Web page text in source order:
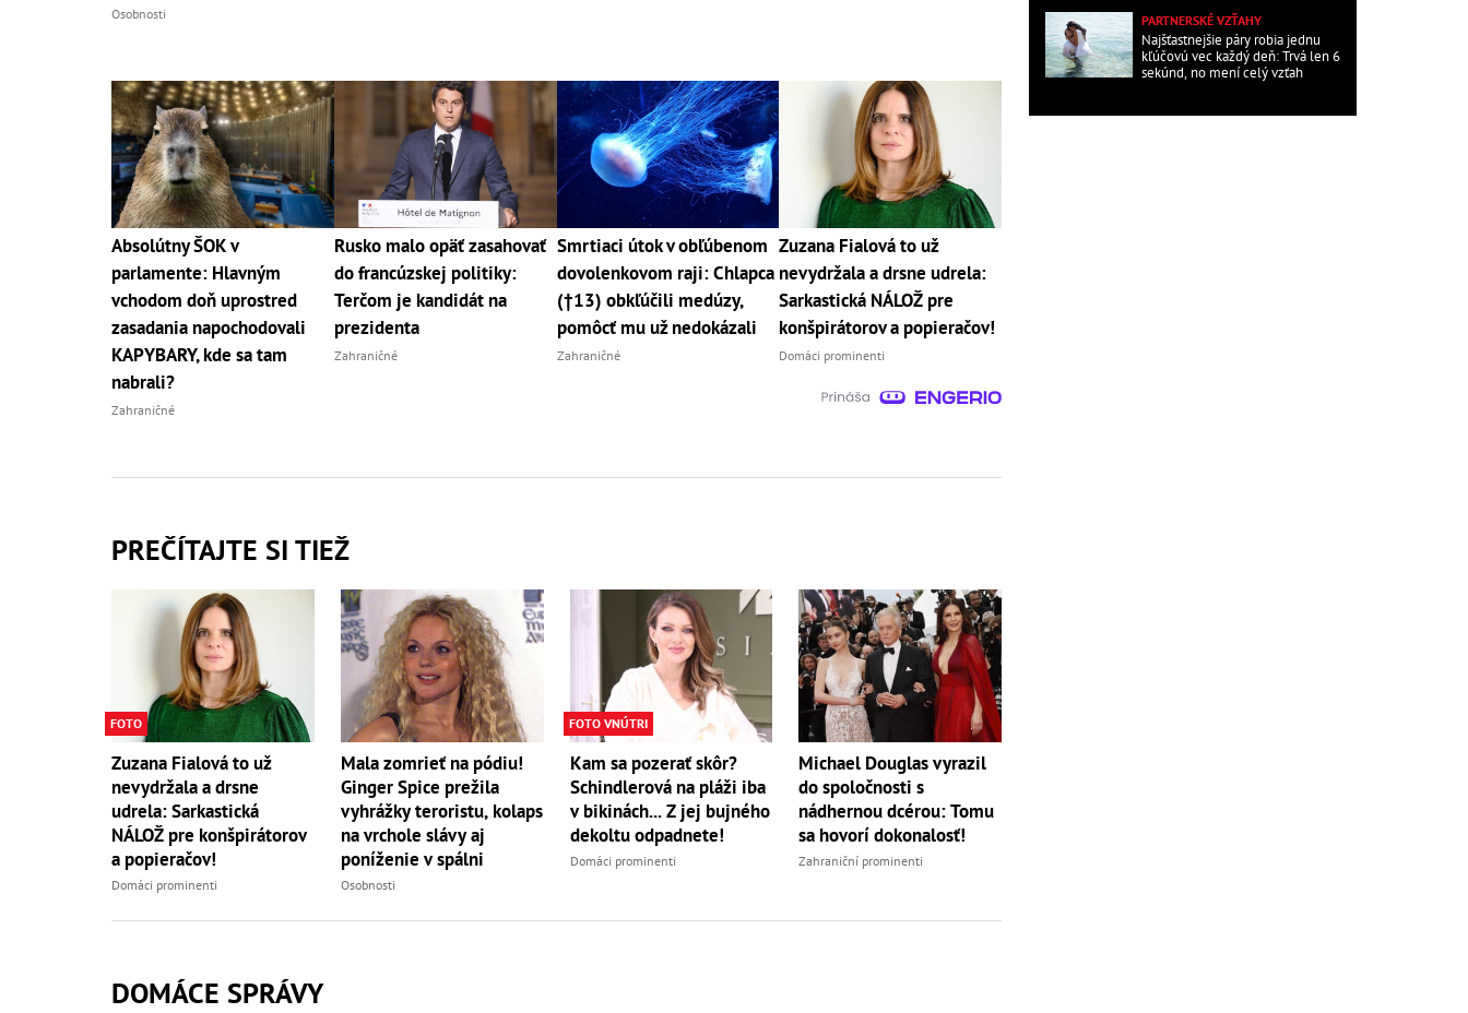
Osobnosti
Absolútny ŠOK v
parlamente: Hlavným
vchodom doň uprostred
zasadania napochodovali
KAPYBARY, kde sa tam
nabrali?
Zahraničné
Rusko malo opäť zasahovať
do francúzskej politiky:
Terčom je kandidát na
prezidenta
Zahraničné
Smrtiaci útok v obľúbenom
dovolenkovom raji: Chlapca
(†13) obkľúčili medúzy,
pomôcť mu už nedokázali
Zahraničné
Zuzana Fialová to už
nevydržala a drsne udrela:
Sarkastická NÁLOŽ pre
konšpirátorov a popieračov!
Domáci prominenti
PREČÍTAJTE SI TIEŽ
FOTO
Zuzana Fialová to už
nevydržala a drsne
udrela: Sarkastická
NÁLOŽ pre konšpirátorov
a popieračov!
Domáci prominenti
Mala zomrieť na pódiu!
Ginger Spice prežila
vyhrážky teroristu, kolaps
na vrchole slávy aj
poníženie v spálni
Osobnosti
FOTO VNÚTRI
Kam sa pozerať skôr?
Schindlerová na pláži iba
v bikinách... Z jej bujného
dekoltu odpadnete!
Domáci prominenti
Michael Douglas vyrazil
do spoločnosti s
nádhernou dcérou: Tomu
sa hovorí dokonalosť!
Zahraniční prominenti
DOMÁCE SPRÁVY
PARTNERSKÉ VZŤAHY
Najšťastnejšie páry robia jednu
kľúčovú vec každý deň: Trvá len 6
sekúnd, no mení celý vzťah